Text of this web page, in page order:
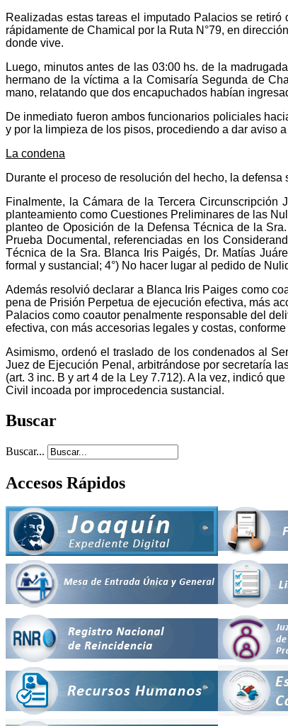
Realizadas estas tareas el imputado Palacios se
rápidamente de Chamical por la Ruta N°79, en
donde vive.
Luego, minutos antes de las 03:00 hs. de la
hermano de la víctima a la Comisaría Segunda de
mano, relatando que dos encapuchados habían
De inmediato fueron ambos funcionarios policiales
y por la limpieza de los pisos, procediendo a dar aviso
La condena
Durante el proceso de resolución del hecho, la
Finalmente, la Cámara de la Tercera
planteamiento como Cuestiones Preliminares de las
planteo de Oposición de la Defensa Técnica de la
Prueba Documental, referenciadas en los
Técnica de la Sra. Blanca Iris Paigés, Dr. Matías
formal y sustancial; 4°) No hacer lugar al pedido de
Además resolvió declarar a Blanca Iris Paiges como
pena de Prisión Perpetua de ejecución efectiva, más
Palacios como coautor penalmente responsable del
efectiva, con más accesorias legales y costas,
Asimismo, ordenó el traslado de los condenados al
Juez de Ejecución Penal, arbitrándose por secretaría
(art. 3 inc. B y art 4 de la Ley 7.712). A la vez, indicó
Civil incoada por improcedencia sustancial.
Buscar
Buscar...
Accesos Rápidos